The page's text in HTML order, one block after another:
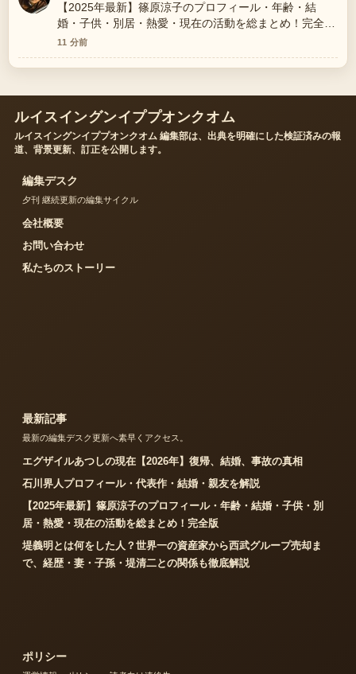
【2025年最新】篠原涼子のプロフィール・年齢・結
婚・子供・別居・熱愛・現在の活動を総まとめ！完全版
周辺の検証がしっかりしていて安心感があります。
11 分前
ルイスイングンイププオンクオム
ルイスイングンイププオンクオム 編集部は、出典を明確にした検証済みの報
道、背景更新、訂正を公開します。
編集デスク
夕刊 継続更新の編集サイクル
会社概要
お問い合わせ
私たちのストーリー
最新記事
最新の編集デスク更新へ素早くアクセス。
エグザイルあつしの現在【2026年】復帰、結婚、事故の真相
石川界人プロフィール・代表作・結婚・親友を解説
【2025年最新】篠原涼子のプロフィール・年齢・結婚・子供・別
居・熱愛・現在の活動を総まとめ！完全版
堤義明とは何をした人？世界一の資産家から西武グループ売却ま
で、経歴・妻・子孫・堤清二との関係も徹底解説
ポリシー